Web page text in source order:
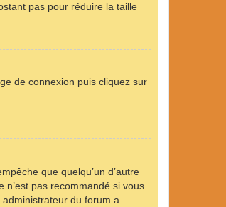
pas pour réduire la taille
de connexion puis cliquez sur
que quelqu’un d’autre
pas recommandé si vous
du forum a